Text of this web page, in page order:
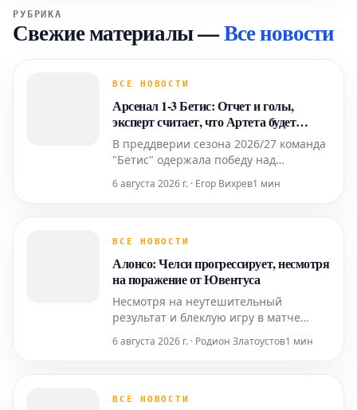
РУБРИКА
Свежие материалы—Все новости
ВСЕ НОВОСТИ
Арсенал 1-3 Бетис: Отчет и голы,
эксперт считает, что Артета будет
"обеспокоен"
В преддверии сезона 2026/27 команда
"Бетис" одержала победу над
товарищеском матче. Игра, которая,
2026/27, принесла неутешительный
клуб "Бетис" показал более ув
6 августа 2026 г. · Егор Вихрев1 мин
ВСЕ НОВОСТИ
Алонсо: Челси прогрессирует, несмотря
на поражение от Ювентуса
Несмотря на неутешительный
результат и блеклую игру в матче
на стадионе Кай Так в Гонконге,
команды. Единственный гол в этой
6 августа 2026 г. · Родион Златоустов1 мин
ВСЕ НОВОСТИ